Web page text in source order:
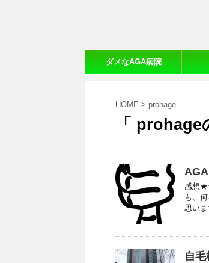
ダメなAGA病院
HOME > prohage
「 prohage
感想
も、
思い
自